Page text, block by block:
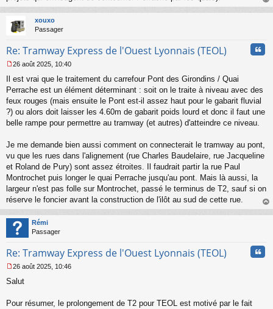
au
xouxo
Passager
Re: Tramway Express de l'Ouest Lyonnais (TEOL)
e
s
s
g
e
o
n
u
26 août 2025, 10:40
Il est vrai que le traitement du carrefour Pont des Girondins / Quai
Perrache est un élément déterminant : soit on le traite à niveau avec des
feux rouges (mais ensuite le Pont est-il assez haut pour le gabarit fluvial
?) ou alors doit laisser les 4.60m de gabarit poids lourd et donc il faut une
belle rampe pour permettre au tramway (et autres) d'atteindre ce niveau.
Je me demande bien aussi comment on connecterait le tramway au pont,
vu que les rues dans l'alignement (rue Charles Baudelaire, rue Jacqueline
et Roland de Pury) sont assez étroites. Il faudrait partir la rue Paul
Montrochet puis longer le quai Perrache jusqu'au pont. Mais là aussi, la
largeur n'est pas folle sur Montrochet, passé le terminus de T2, sauf si on
réserve le foncier avant la construction de l'ilôt au sud de cette rue.
au
Rémi
Passager
Re: Tramway Express de l'Ouest Lyonnais (TEOL)
e
s
26 août 2025, 10:46
Salut
Pour résumer, le prolongement de T2 pour TEOL est motivé par le fait